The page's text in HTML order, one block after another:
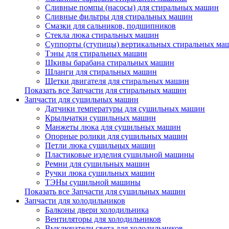
Сливные помпы (насосы) для стиральных машин
Сливные фильтры для стиральных машин
Смазки для сальников, подшипников
Стекла люка стиральных машин
Суппорты (ступицы) вертикальных стиральных
Тэны для стиральных машин
Шкивы барабана стиральных машин
Шланги для стиральных машин
Щетки двигателя для стиральных машин
Показать все Запчасти для стиральных машин
Запчасти для сушильных машин
Датчики температуры для сушильных машин
Крыльчатки сушильных машин
Манжеты люка для сушильных машин
Опорные ролики для сушильных машин
Петли люка сушильных машин
Пластиковые изделия сушильной машины
Ремни для сушильных машин
Ручки люка сушильных машин
ТЭНы сушильной машины
Показать все Запчасти для сушильных машин
Запчасти для холодильников
Балконы двери холодильника
Вентиляторы для холодильников